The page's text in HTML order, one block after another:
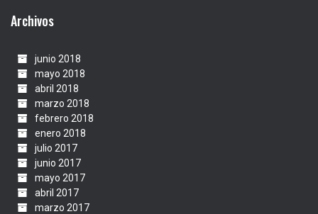
Archivos
junio 2018
mayo 2018
abril 2018
marzo 2018
febrero 2018
enero 2018
julio 2017
junio 2017
mayo 2017
abril 2017
marzo 2017